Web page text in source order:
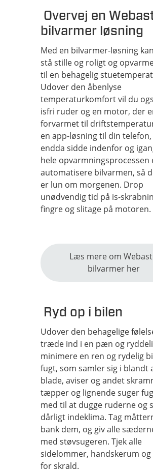
Overvej en
bilvarmer løsning
Med en bilvarmer-løsning
stå stille og roligt og
til en behagelig
Udover den åbenlyse
temperaturkomfort vil du
isfri ruder og en motor, der
forvarmet til
en app-løsning til din
endda sidde indenfor og
hele opvarmningsprocessen
automatisere bilvarmen, så
er lun om morgenen. Drop
unødvendig tid på is-
fingre og slitage på motoren.
Læs mere om
bilvarmer her
Ryd op i bilen
Udover den behagelige
træde ind i en pæn og
minimere en ren og rydelig
fugt, som samler sig i blandt
blade, aviser og andet
tæpper og lignende suger
med til at dugge ruderne og
dårligt indeklima. Tag
bank dem, og giv alle
med støvsugeren. Tjek alle
sidelommer, handskerum
for skrald.